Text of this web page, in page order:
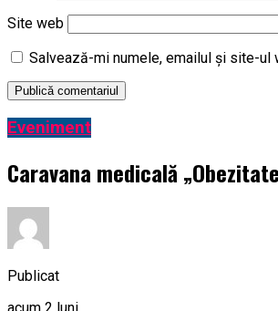
Site web
Salvează-mi numele, emailul și site-ul
Eveniment
Caravana medicală
Publicat
acum 2 luni